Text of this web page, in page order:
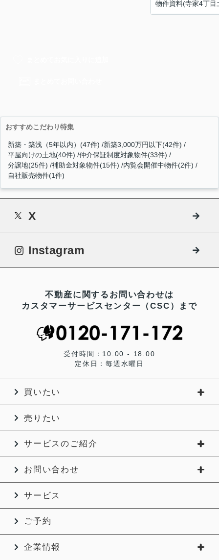
物件資料(寺家4丁目
おすすめこだわり特集
新築・築浅（5年以内）(47件)
新築3,000万円以下(42件)
平屋向けの土地(40件) 仲介保証制度対象物件(33件)
分譲地(25件) 補助金対象物件(15件)
内覧会開催中物件(2件)
自社販売物件(1件)
X
Instagram
不動産に関するお問い合わせは
カスタマーサービスセンター（CSC）まで
受付時間：10:00 - 18:00
定休日：毎週水曜日
買いたい
売りたい
サービスのご紹介
お問い合わせ
サービス
ご予約
企業情報